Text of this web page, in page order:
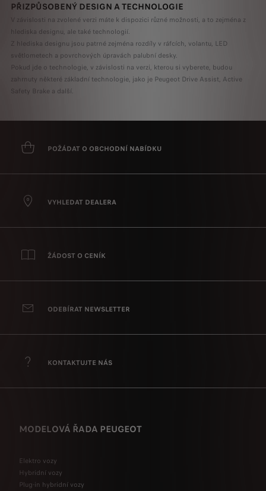
PŘIZPŮSOBENÝ DESIGN A TECHNOLOGIE
V závislosti na zvolené verzi máte k dispozici různé možnosti, a to zejména z
hlediska designu, ale také technologií.
Z hlediska designu jsou patrné zejména rozdíly v ráfcích, volantu, LED
světlometech a povrchových úpravách palubní desky.
Pokud jde o technologie, v závislosti na verzi, kterou si vyberete, budou
zahrnuty některé základní technologie, jako je Peugeot Drive Assist, Active
Safety Brake a další.
POŽÁDAT O OBCHODNÍ NABÍDKU
VYHLEDAT DEALERA
ŽÁDOST O CENÍK
ODEBÍRAT NEWSLETTER
KONTAKTUJTE NÁS
MODELOVÁ ŘADA PEUGEOT
Elektro vozy
Hybridní vozy
Plug-in hybridní vozy